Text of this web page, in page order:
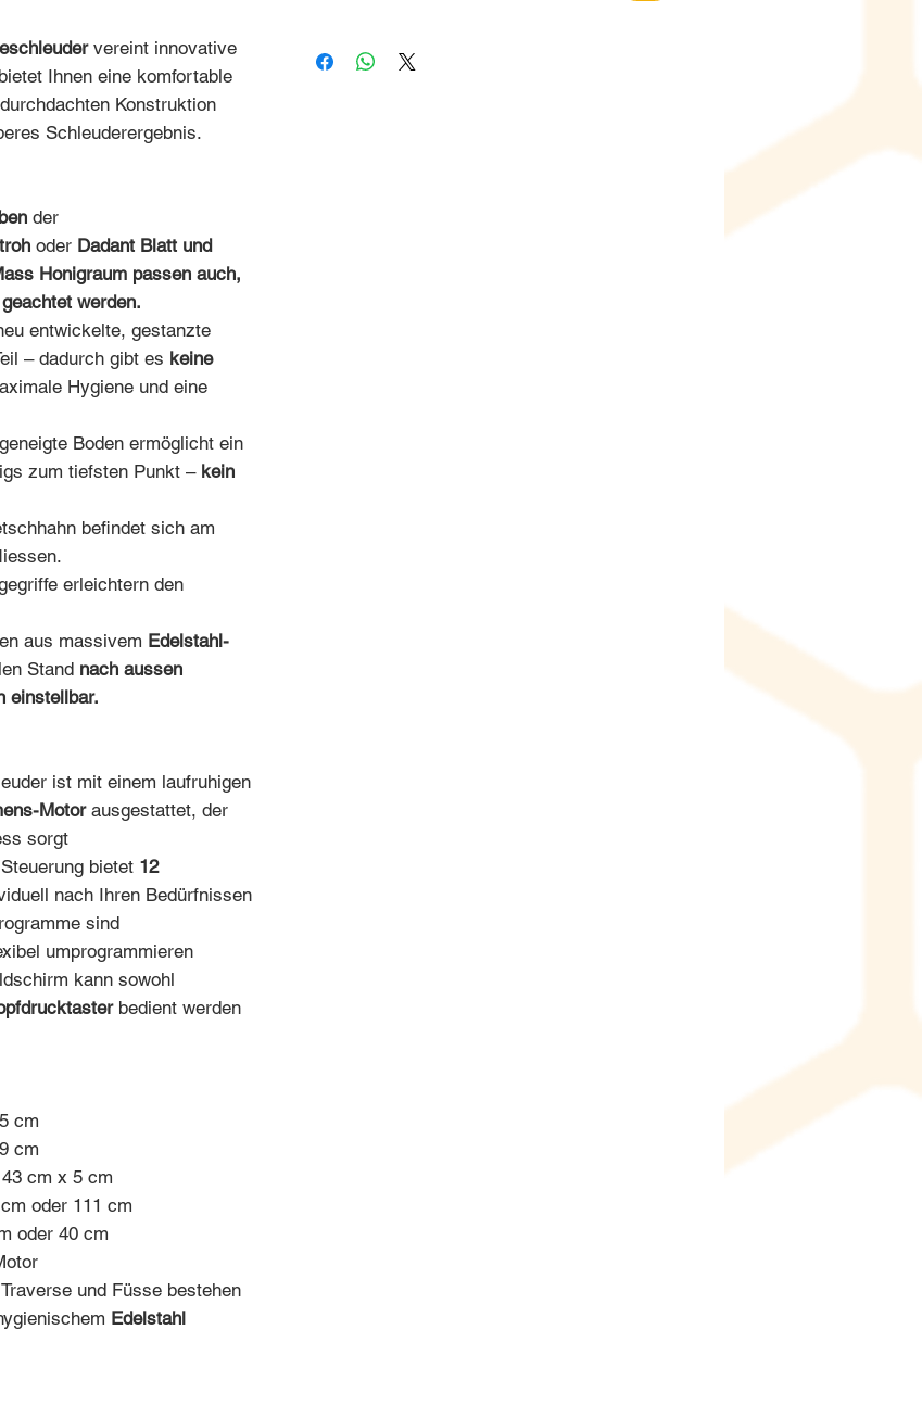
vereint innovative
Ihnen eine komfortable
Konstruktion
Schleuderergebnis.
der
oder Dadant Blatt und
Honigraum passen auch,
werden.
entwickelte, gestanzte
– dadurch gibt es keine
Hygiene und eine
Boden ermöglicht ein
zum tiefsten Punkt – kein
befindet sich am
erleichtern den
aus massivem Edelstahl-
Stand nach aussen
einstellbar.
ist mit einem laufruhigen
Motorausgestattet, der
sorgt
bietet 12
nach Ihren Bedürfnissen
sind
umprogrammieren
kann sowohl
bedient werden
cm
cm
cm x 5 cm
oder 111 cm
oder 40 cm
und Füsse bestehen
Edelstahl